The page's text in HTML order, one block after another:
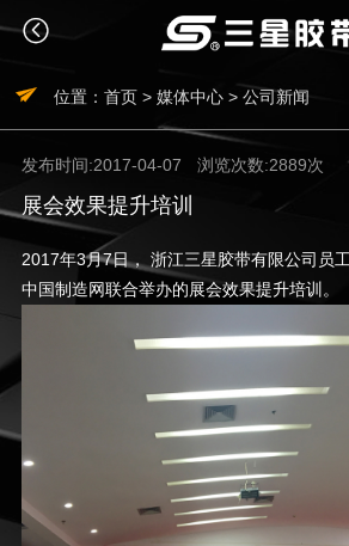

 位置：首页>媒体中心>公司新闻
发布时间:2017-04-07 浏览次数:2889次
展会效果提升培训
2017年3月7日， 浙江三星胶带有限公司员
中国制造网联合举办的展会效果提升培训。